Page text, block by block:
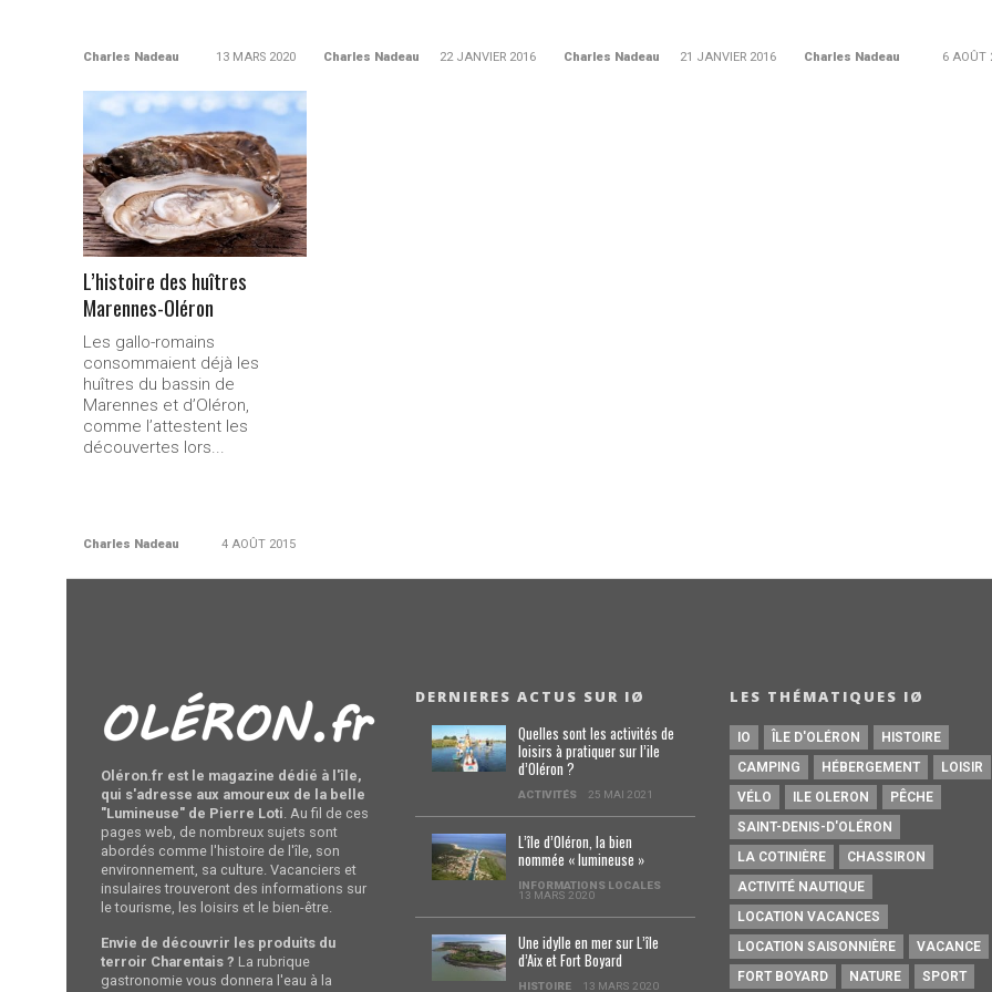
Charles Nadeau 13 MARS 2020 Charles Nadeau 22 JANVIER 2016 Charles Nadeau 21 JANVIER 2016 Charles Nadeau 6 AOÛT
LIRE LA
SUITE...
L’histoire des huîtres
Marennes-0léron
Les gallo-romains
consommaient déjà les
huîtres du bassin de
Marennes et d’Oléron,
comme l’attestent les
découvertes lors...
Charles Nadeau 4 AOÛT 2015
Oléron.fr est le magazine dédié à l'île,
qui s'adresse aux amoureux de la belle
"Lumineuse" de Pierre Loti. Au fil de ces
pages web, de nombreux sujets sont
abordés comme l'histoire de l'île, son
environnement, sa culture. Vacanciers et
insulaires trouveront des informations sur
le tourisme, les loisirs et le bien-être.
Envie de découvrir les produits du
terroir Charentais ? La rubrique
gastronomie vous donnera l'eau à la
DERNIERES ACTUS SUR IØ
Quelles sont les activités de
loisirs à pratiquer sur l’ile
d’Oléron ?
ACTIVITÉS 25 MAI 2021
L’île d’Oléron, la bien
nommée « lumineuse »
INFORMATIONS LOCALES
13 MARS 2020
Une idylle en mer sur L’île
d’Aix et Fort Boyard
HISTOIRE 13 MARS 2020
LES THÉMATIQUES IØ
IO ÎLE D'OLÉRON
HISTOIRE
CAMPING
HÉBERGEMENT
LOISIR
VÉLO
ILE OLERON
PÊCHE
SAINT-DENIS-D'OLÉRON
LA COTINIÈRE
CHASSIRON
ACTIVITÉ NAUTIQUE
LOCATION VACANCES
LOCATION SAISONNIÈRE
VACANCE
FORT BOYARD
NATURE SPORT